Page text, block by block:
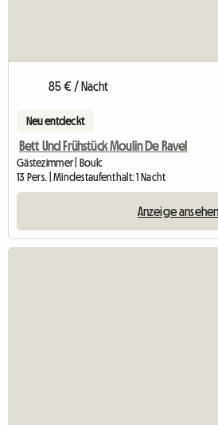
85 € / Nacht
Neu entdeckt
Bett Und Frühstück Moulin De Ravel
Gästezimmer | Boulc
13 Pers. | Mindestaufenthalt: 1 Nacht
Anzeige ansehen